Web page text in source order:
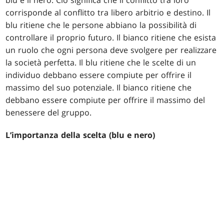
corrisponde al conflitto tra libero arbitrio e destino. Il
blu ritiene che le persone abbiano la possibilità di
controllare il proprio futuro. Il bianco ritiene che esista
un ruolo che ogni persona deve svolgere per realizzare
la società perfetta. Il blu ritiene che le scelte di un
individuo debbano essere compiute per offrire il
massimo del suo potenziale. Il bianco ritiene che
debbano essere compiute per offrire il massimo del
benessere del gruppo.
L’importanza della scelta (blu e nero)